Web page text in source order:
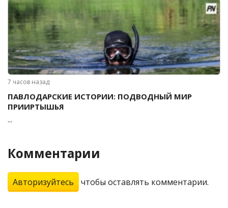
7 часов назад
ПАВЛОДАРСКИЕ ИСТОРИИ: ПОДВОДНЫЙ МИР
ПРИИРТЫШЬЯ
...
Комментарии
Авторизуйтесь чтобы оставлять комментарии.